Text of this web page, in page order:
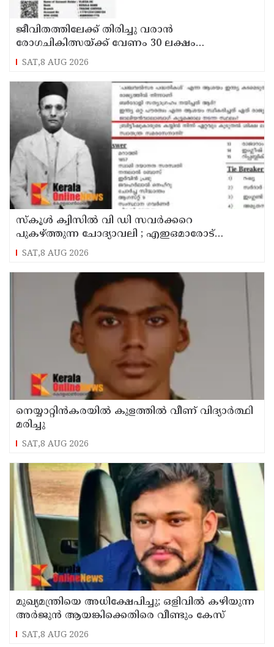
ജീവിതത്തിലേക്ക് തിരിച്ചു വരാൻ
രോഗചികിത്സയ്ക്ക് വേണം 30 ലക്ഷം
ശ്രീദേവ്നക്കു വേണം കാരുണ്യത്തിൻ്റെ കരുതൽ
SAT,8 AUG 2026
സ്‌കൂൾ ക്വിസിൽ വി ഡി സവർക്കറെ
പുകഴ്ത്തുന്ന ചോദ്യാവലി ; എഇഒമാരോട്
റിപ്പോർട്ട് തേടി കാസർകോട് ജില്ലാ വിദ്യാഭ്യാസ
ഉപഡയറക്ടർ
SAT,8 AUG 2026
നെയ്യാറ്റിൻകരയിൽ കുളത്തില്‍ വീണ് വിദ്യാര്‍ത്ഥി
മരിച്ചു
SAT,8 AUG 2026
മുഖ്യമന്ത്രിയെ അധിക്ഷേപിച്ചു; ഒളിവില്‍ കഴിയുന്ന
അർജുൻ ആയങ്കിക്കെതിരെ വീണ്ടും കേസ്
SAT,8 AUG 2026